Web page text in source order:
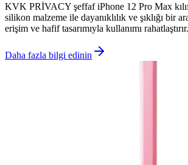
KVK PRİVACY şeffaf iPhone 12 Pro Max
silikon malzeme ile dayanıklılık ve şıklığı bir
erişim ve hafif tasarımıyla kullanımı rahatlaştırır.
Daha fazla bilgi edinin